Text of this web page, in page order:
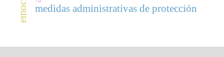
medidas administrativas de protección